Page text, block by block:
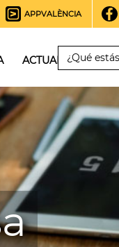
APPVALÈNCIA
ACTUALIDAD